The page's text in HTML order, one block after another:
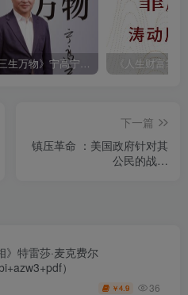
《三生万物》宁高宁（epub+mobi+azw3+pdf）
下一篇
镇压革命 ：美国政府针对其
公民的战争
》特雷莎·麦克费尔
）
￥4.9 36